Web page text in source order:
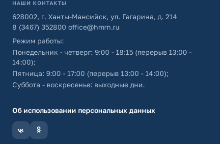
НАШИ КОНТАКТЫ
628002, г. Ханты-Мансийск, ул. Гагарина, д. 214
8 (3467) 352800 office@hmrn.ru
Режим работы:
Понедельник - четверг: 9:00 - 18:15 (перерыв 13:00 -
14:00);
Пятница: 9:00 - 17:00 (перерыв 13:00 - 14:00);
Суббота - воскресенье: выходные дни.
Об использовании персональных данных